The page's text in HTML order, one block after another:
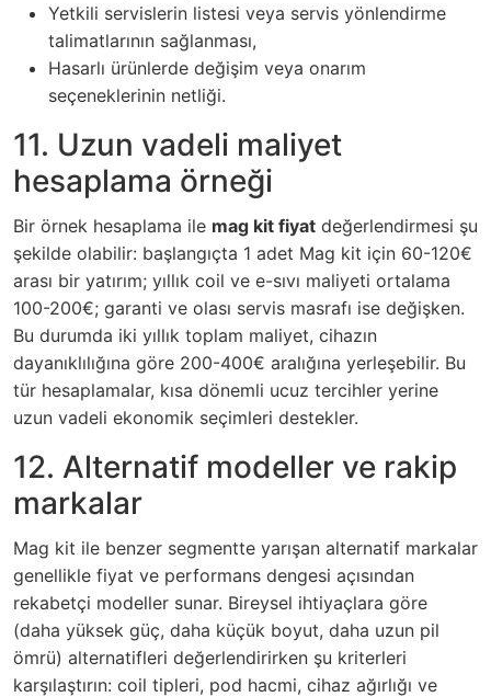
Yetkili servislerin listesi veya servis yönlendirme
talimatlarının sağlanması,
Hasarlı ürünlerde değişim veya onarım
seçeneklerinin netliği.
11. Uzun vadeli maliyet
hesaplama örneği
Bir örnek hesaplama ile mag kit fiyat değerlendirmesi şu
şekilde olabilir: başlangıçta 1 adet Mag kit için 60-120€
arası bir yatırım; yıllık coil ve e-sıvı maliyeti ortalama
100-200€; garanti ve olası servis masrafı ise değişken.
Bu durumda iki yıllık toplam maliyet, cihazın
dayanıklılığına göre 200-400€ aralığına yerleşebilir. Bu
tür hesaplamalar, kısa dönemli ucuz tercihler yerine
uzun vadeli ekonomik seçimleri destekler.
12. Alternatif modeller ve rakip
markalar
Mag kit ile benzer segmentte yarışan alternatif markalar
genellikle fiyat ve performans dengesi açısından
rekabetçi modeller sunar. Bireysel ihtiyaçlara göre
(daha yüksek güç, daha küçük boyut, daha uzun pil
ömrü) alternatifleri değerlendirirken şu kriterleri
karşılaştırın: coil tipleri, pod hacmi, cihaz ağırlığı ve